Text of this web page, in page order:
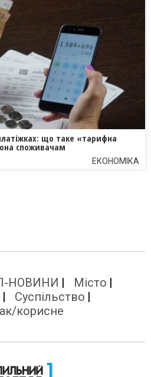
що таке «тарифна
споживачам
ЕКОНОМІКА
НОВИНИ
Місто
Суспільство
корисне